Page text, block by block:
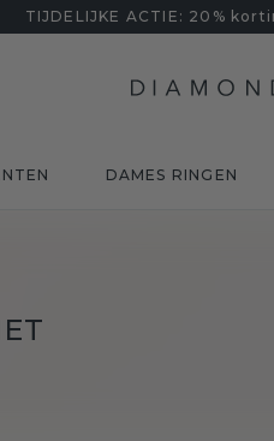
TIJDELIJKE ACTIE: 20%
DAMES RINGEN